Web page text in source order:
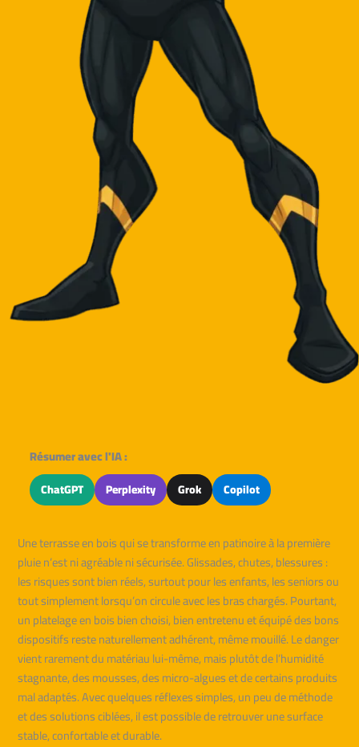
Résumer avec l'IA :
ChatGPT Perplexity Grok Copilot
Une terrasse en bois qui se transforme en patinoire à la première
pluie n’est ni agréable ni sécurisée. Glissades, chutes, blessures :
les risques sont bien réels, surtout pour les enfants, les seniors ou
tout simplement lorsqu’on circule avec les bras chargés. Pourtant,
un platelage en bois bien choisi, bien entretenu et équipé des bons
dispositifs reste naturellement adhérent, même mouillé. Le danger
vient rarement du matériau lui-même, mais plutôt de l’humidité
stagnante, des mousses, des micro-algues et de certains produits
mal adaptés. Avec quelques réflexes simples, un peu de méthode
et des solutions ciblées, il est possible de retrouver une surface
stable, confortable et durable.